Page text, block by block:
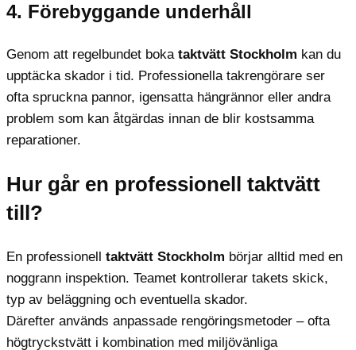
4. Förebyggande underhåll
Genom att regelbundet boka taktvätt Stockholm kan du
upptäcka skador i tid. Professionella takrengörare ser
ofta spruckna pannor, igensatta hängrännor eller andra
problem som kan åtgärdas innan de blir kostsamma
reparationer.
Hur går en professionell taktvätt
till?
En professionell taktvätt Stockholm börjar alltid med en
noggrann inspektion. Teamet kontrollerar takets skick,
typ av beläggning och eventuella skador.
Därefter används anpassade rengöringsmetoder – ofta
högtryckstvätt i kombination med miljövänliga